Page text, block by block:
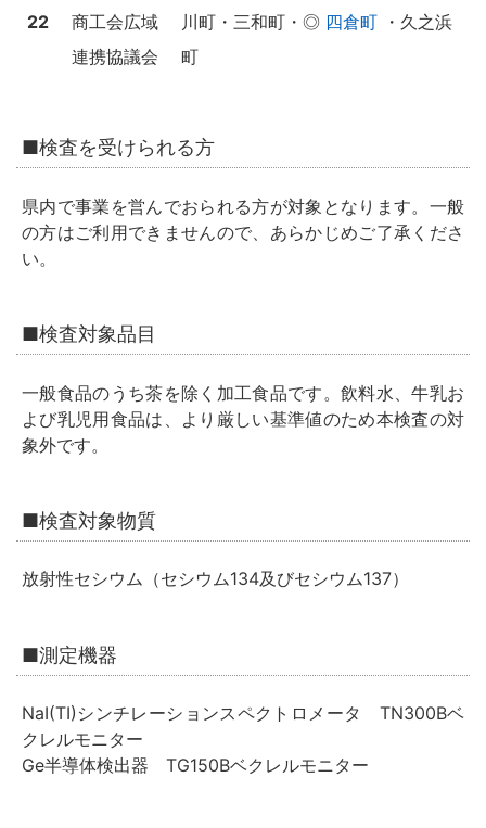
22
商工会広域
連携協議会
川町・三和町・◎ 四倉町 ・久之浜
町
■検査を受けられる方
県内で事業を営んでおられる方が対象となります。一般
の方はご利用できませんので、あらかじめご了承くださ
い。
■検査対象品目
一般食品のうち茶を除く加工食品です。飲料水、牛乳お
よび乳児用食品は、より厳しい基準値のため本検査の対
象外です。
■検査対象物質
放射性セシウム（セシウム134及びセシウム137）
■測定機器
NaI(TI)シンチレーションスペクトロメータ TN300Bベ
クレルモニター
Ge半導体検出器 TG150Bベクレルモニター